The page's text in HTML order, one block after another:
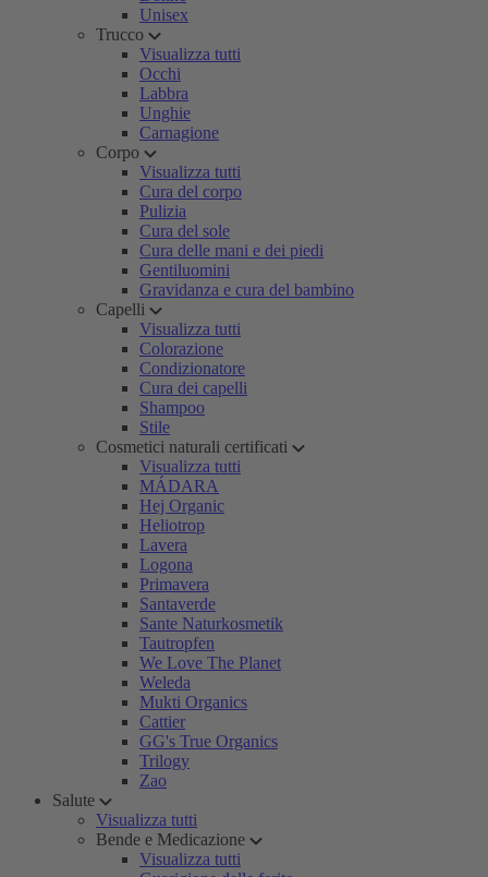
Unisex
Trucco
Visualizza tutti
Occhi
Labbra
Unghie
Carnagione
Corpo
Visualizza tutti
Cura del corpo
Pulizia
Cura del sole
Cura delle mani e dei piedi
Gentiluomini
Gravidanza e cura del bambino
Capelli
Visualizza tutti
Colorazione
Condizionatore
Cura dei capelli
Shampoo
Stile
Cosmetici naturali certificati
Visualizza tutti
MÁDARA
Hej Organic
Heliotrop
Lavera
Logona
Primavera
Santaverde
Sante Naturkosmetik
Tautropfen
We Love The Planet
Weleda
Mukti Organics
Cattier
GG's True Organics
Trilogy
Zao
Salute
Visualizza tutti
Bende e Medicazione
Visualizza tutti